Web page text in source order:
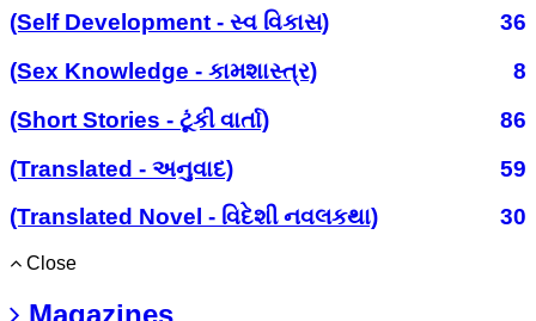
(Self Development - સ્વ વિકાસ)
36
(Sex Knowledge - કામશાસ્ત્ર)
8
(Short Stories - ટૂંકી વાર્તા)
86
(Translated - અનુવાદ)
59
(Translated Novel - વિદેશી નવલકથા)
30
Close
Magazines